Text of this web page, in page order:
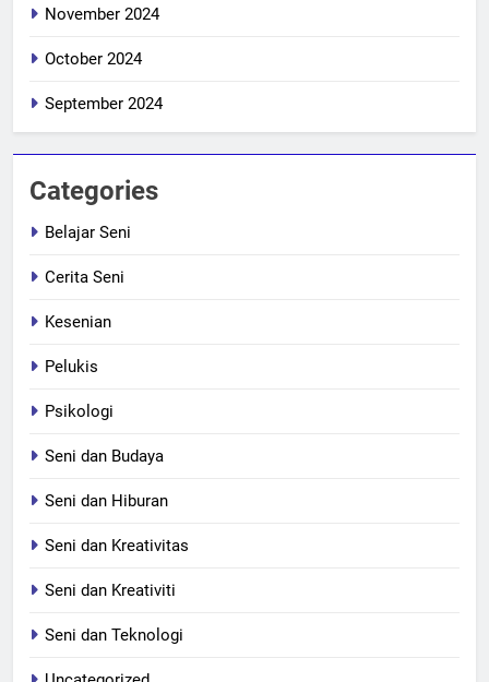
November 2024
October 2024
September 2024
Categories
Belajar Seni
Cerita Seni
Kesenian
Pelukis
Psikologi
Seni dan Budaya
Seni dan Hiburan
Seni dan Kreativitas
Seni dan Kreativiti
Seni dan Teknologi